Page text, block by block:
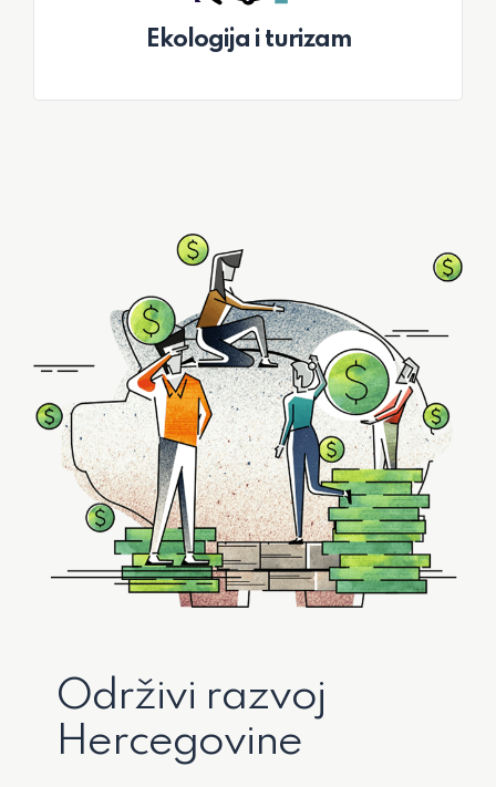
Ekologija i turizam
Održivi razvoj
Hercegovine